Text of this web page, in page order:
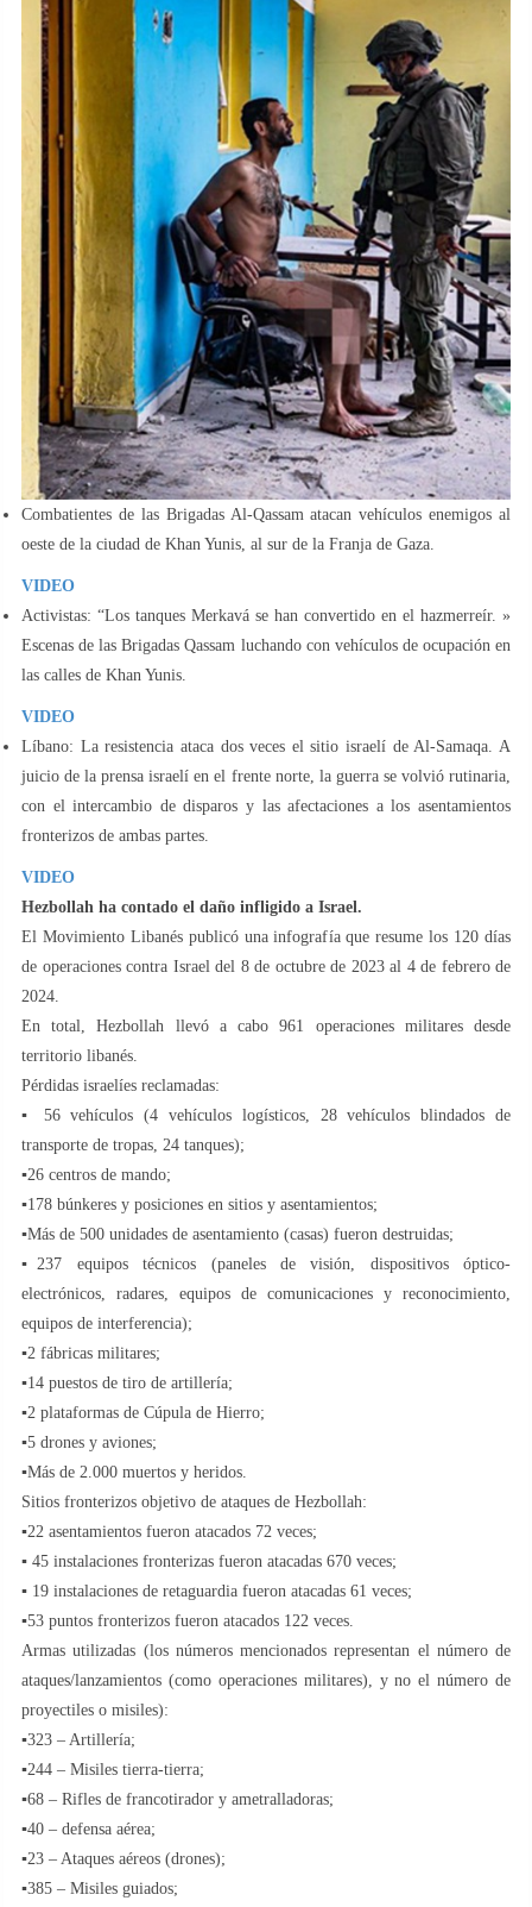
Combatientes de las Brigadas Al-Qassam atacan vehículos enemigos al
oeste de la ciudad de Khan Yunis, al sur de la Franja de Gaza.
VIDEO
Activistas: “Los tanques Merkavá se han convertido en el hazmerreír. »
Escenas de las Brigadas Qassam luchando con vehículos de ocupación en
las calles de Khan Yunis.
VIDEO
Líbano: La resistencia ataca dos veces el sitio israelí de Al-Samaqa. A
juicio de la prensa israelí en el frente norte, la guerra se volvió rutinaria,
con el intercambio de disparos y las afectaciones a los asentamientos
fronterizos de ambas partes.
VIDEO
Hezbollah ha contado el daño infligido a Israel.
El Movimiento Libanés publicó una infografía que resume los 120 días
de operaciones contra Israel del 8 de octubre de 2023 al 4 de febrero de
2024.
En total, Hezbollah llevó a cabo 961 operaciones militares desde
territorio libanés.
Pérdidas israelíes reclamadas:
▪ 56 vehículos (4 vehículos logísticos, 28 vehículos blindados de
transporte de tropas, 24 tanques);
▪26 centros de mando;
▪178 búnkeres y posiciones en sitios y asentamientos;
▪Más de 500 unidades de asentamiento (casas) fueron destruidas;
▪237 equipos técnicos (paneles de visión, dispositivos óptico-
electrónicos, radares, equipos de comunicaciones y reconocimiento,
equipos de interferencia);
▪2 fábricas militares;
▪14 puestos de tiro de artillería;
▪2 plataformas de Cúpula de Hierro;
▪5 drones y aviones;
▪Más de 2.000 muertos y heridos.
Sitios fronterizos objetivo de ataques de Hezbollah:
▪22 asentamientos fueron atacados 72 veces;
▪ 45 instalaciones fronterizas fueron atacadas 670 veces;
▪ 19 instalaciones de retaguardia fueron atacadas 61 veces;
▪53 puntos fronterizos fueron atacados 122 veces.
Armas utilizadas (los números mencionados representan el número de
ataques/lanzamientos (como operaciones militares), y no el número de
proyectiles o misiles):
▪323 – Artillería;
▪244 – Misiles tierra-tierra;
▪68 – Rifles de francotirador y ametralladoras;
▪40 – defensa aérea;
▪23 – Ataques aéreos (drones);
▪385 – Misiles guiados;